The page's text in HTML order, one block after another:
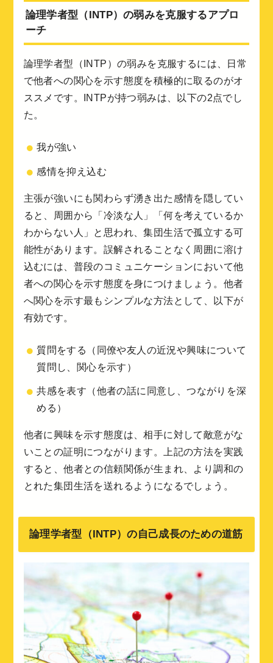
論理学者型（INTP）の弱みを克服するアプロ
ーチ
論理学者型（INTP）の弱みを克服するには、日常
で他者への関心を示す態度を積極的に取るのがオ
ススメです。INTPが持つ弱みは、以下の2点でし
た。
我が強い
感情を抑え込む
主張が強いにも関わらず湧き出た感情を隠してい
ると、周囲から「冷淡な人」「何を考えているか
わからない人」と思われ、集団生活で孤立する可
能性があります。誤解されることなく周囲に溶け
込むには、普段のコミュニケーションにおいて他
者への関心を示す態度を身につけましょう。他者
へ関心を示す最もシンプルな方法として、以下が
有効です。
質問をする（同僚や友人の近況や興味について
質問し、関心を示す）
共感を表す（他者の話に同意し、つながりを深
める）
他者に興味を示す態度は、相手に対して敵意がな
いことの証明につながります。上記の方法を実践
すると、他者との信頼関係が生まれ、より調和の
とれた集団生活を送れるようになるでしょう。
論理学者型（INTP）の自己成長のための道筋